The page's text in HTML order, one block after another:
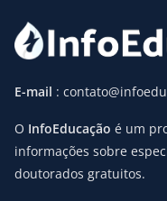
E-mail :
O InfoEducação é um
informações sobre
doutorados gratuitos.